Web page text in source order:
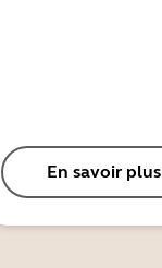
En savoir plus